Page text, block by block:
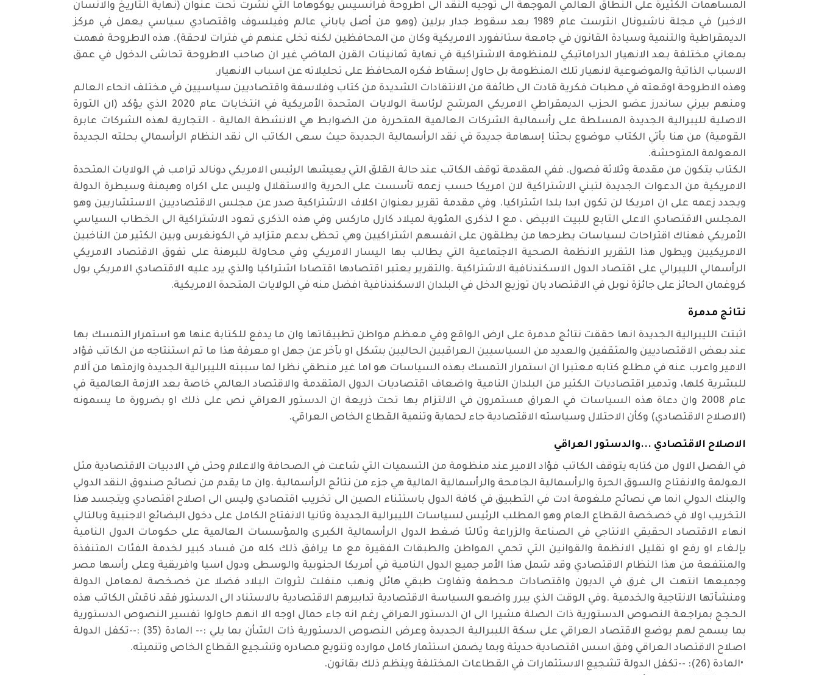
المساهمات الكثيرة على النطاق العالمي الموجهة الى توجيه النقد الى اطروحة فرانسيس يوكوهاما التي نشرت تحت عنوان (نهاية التاريخ والانسان
الاخير) في مجلة ناشيونال انترست عام 1989 بعد سقوط جدار برلين (وهو من أصل ياباني عالم وفيلسوف واقتصادي سياسي يعمل في مركز
الديمقراطية والتنمية وسيادة القانون في جامعة ستانفورد الامريكية وكان من المحافظين لكنه تخلى عنهم في فترات لاحقة). هذه الاطروحة فهمت
بمعاني مختلفة بعد الانهيار الدراماتيكي للمنظومة الاشتراكية في نهاية ثمانينات القرن الماضي غير ان صاحب الاطروحة تحاشى الدخول في عمق
الاسباب الذاتية والموضوعية لانهيار تلك المنظومة بل حاول إسقاط فكره المحافظ على تحليلاته عن اسباب الانهيار.
وهذه الاطروحة اوقعته في مطبات فكرية قادت الى طائفة من الانتقادات الشديدة من كتاب وفلاسفة واقتصاديين سياسيين في مختلف انحاء العالم
ومنهم بيرني ساندرز عضو الحزب الديمقراطي الامريكي المرشح لرئاسة الولايات المتحدة الأمريكية في انتخابات عام 2020 الذي يؤكد (ان الثورة
الاصلية لليبرالية الجديدة المسلطة على رأسمالية الشركات العالمية المتحررة من الضوابط هي الانشطة المالية – التجارية لهذه الشركات عابرة
القومية) من هنا يأتي الكتاب موضوع بحثنا إسهامة جديدة في نقد الرأسمالية الجديدة حيث سعى الكاتب الى نقد النظام الرأسمالي بحلته الجديدة
المعولمة المتوحشة.
الكتاب يتكون من مقدمة وثلاثة فصول. ففي المقدمة توقف الكاتب عند حالة القلق التي يعيشها الرئيس الامريكي دونالد ترامب في الولايات المتحدة
الامريكية من الدعوات الجديدة لتبني الاشتراكية لان امريكا حسب زعمه تأسست على الحرية والاستقلال وليس على اكراه وهيمنة وسيطرة الدولة
ويجدد زعمه على ان امريكا لن تكون ابدا بلدا اشتراكيا. وفي مقدمة تقرير بعنوان اكلاف الاشتراكية صدر عن مجلس الاقتصاديين الاستشاريين وهو
المجلس الاقتصادي الاعلى التابع للبيت الابيض ، مع ا لذكرى المئوية لميلاد كارل ماركس وفي هذه الذكرى تعود الاشتراكية الى الخطاب السياسي
الأمريكي فهناك اقتراحات لسياسات يطرحها من يطلقون على انفسهم اشتراكيين وهي تحظى بدعم متزايد في الكونغرس وبين الكثير من الناخبين
الامريكيين ويطول هذا التقرير الانظمة الصحية الاجتماعية التي يطالب بها اليسار الامريكي وفي محاولة للبرهنة على تفوق الاقتصاد الامريكي
الرأسمالي الليبرالي على اقتصاد الدول الاسكندنافية الاشتراكية .والتقرير يعتبر اقتصادها اقتصادا اشتراكيا والذي يرد عليه الاقتصادي الامريكي بول
كروغمان الحائز على جائزة نوبل في الاقتصاد بان توزيع الدخل في البلدان الاسكندنافية افضل منه في الولايات المتحدة الامريكية.
نتائج مدمرة
اثبتت الليبرالية الجديدة انها حققت نتائج مدمرة على ارض الواقع وفي معظم مواطن تطبيقاتها وان ما يدفع للكتابة عنها هو استمرار التمسك بها
عند بعض الاقتصاديين والمثقفين والعديد من السياسيين العراقيين الحاليين بشكل او بآخر عن جهل او معرفة هذا ما تم استنتاجه من الكاتب فؤاد
الامير واعرب عنه في مطلع كتابه معتبرا ان استمرار التمسك بهذه السياسات هو اما غير منطقي نظرا لما سببته الليبرالية الجديدة وازمتها من آلام
للبشرية كلها، وتدمير اقتصاديات الكثير من البلدان النامية واضعاف اقتصاديات الدول المتقدمة والاقتصاد العالمي خاصة بعد الازمة العالمية في
عام 2008 وان دعاة هذه السياسات في العراق مستمرون في الالتزام بها تحت ذريعة ان الدستور العراقي نص على ذلك او بضرورة ما يسمونه
(الاصلاح الاقتصادي) وكأن الاحتلال وسياسته الاقتصادية جاء لحماية وتنمية القطاع الخاص العراقي.
الاصلاح الاقتصادي ...والدستور العراقي
في الفصل الاول من كتابه يتوقف الكاتب فؤاد الامير عند منظومة من التسميات التي شاعت في الصحافة والاعلام وحتى في الادبيات الاقتصادية مثل
العولمة والانفتاح والسوق الحرة والرأسمالية الجامحة والرأسمالية المالية هي جزء من نتائج الرأسمالية .وان ما يقدم من نصائح صندوق النقد الدولي
والبنك الدولي انما هي نصائح ملغومة ادت في التطبيق في كافة الدول باستثناء الصين الى تخريب اقتصادي وليس الى اصلاح اقتصادي ويتجسد هذا
التخريب اولا في خصخصة القطاع العام وهو المطلب الرئيس لسياسات الليبرالية الجديدة وثانيا الانفتاح الكامل على دخول البضائع الاجنبية وبالتالي
انهاء الاقتصاد الحقيقي الانتاجي في الصناعة والزراعة وثالثا ضغط الدول الرأسمالية الكبرى والمؤسسات العالمية على حكومات الدول النامية
بإلغاء او رفع او تقليل الانظمة والقوانين التي تحمي المواطن والطبقات الفقيرة مع ما يرافق ذلك كله من فساد كبير لخدمة الفئات المتنفذة
والمنتفعة من هذا النظام الاقتصادي وقد شمل هذا الأمر جميع الدول النامية في أمريكا الجنوبية والوسطى ودول اسيا وافريقية وعلى رأسها مصر
وجميعها انتهت الى غرق في الديون واقتصادات محطمة وتفاوت طبقي هائل ونهب منفلت لثروات البلاد فضلا عن خصخصة لمعامل الدولة
ومنشآتها الانتاجية والخدمية .وفي الوقت الذي يبرر واضعو السياسة الاقتصادية تدابيرهم الاقتصادية بالاستناد الى الدستور فقد ناقش الكاتب هذه
الحجج بمراجعة النصوص الدستورية ذات الصلة مشيرا الى ان الدستور العراقي رغم انه جاء حمال اوجه الا انهم حاولوا تفسير النصوص الدستورية
بما يسمح لهم يوضع الاقتصاد العراقي على سكة الليبرالية الجديدة وعرض النصوص الدستورية ذات الشأن بما يلي :-- المادة (35) :--تكفل الدولة
اصلاح الاقتصاد العراقي وفق اسس اقتصادية حديثة وبما يضمن استثمار كامل موارده وتنويع مصادره وتشجيع القطاع الخاص وتنميته.
•المادة (26): --تكفل الدولة تشجيع الاستثمارات في القطاعات المختلفة وينظم ذلك بقانون
.